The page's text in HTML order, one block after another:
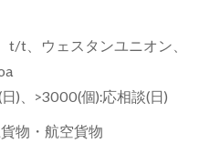
t、ウェスタンユニオン、
)、>3000(個):応相談(日)
物・航空貨物